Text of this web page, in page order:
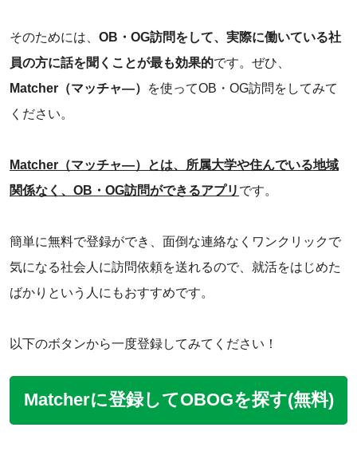
そのためには、 OB・OG訪問をして、実際に働いている社
員の方に話を聞くことが最も効果的です。ぜひ、
Matcher（マッチャ―）
を使ってOB・OG訪問をしてみて
ください。
Matcher（マッチャ―）とは、所属大学や住んでいる地域
関係なく、OB・OG訪問ができるアプリ です。
簡単に無料で登録ができ、面倒な連絡なくワンクリックで
気になる社会人に訪問依頼を送れるので、就活をはじめた
ばかりという人にもおすすめです。
以下のボタンから一度登録してみてください！
Matcherに登録してOBOGを探す(無料)